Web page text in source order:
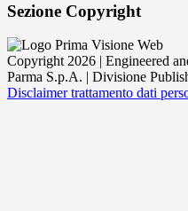
Sezione Copyright
Copyright 2026 | Engineered
Parma S.p.A. | Divisione
Disclaimer trattamento dati